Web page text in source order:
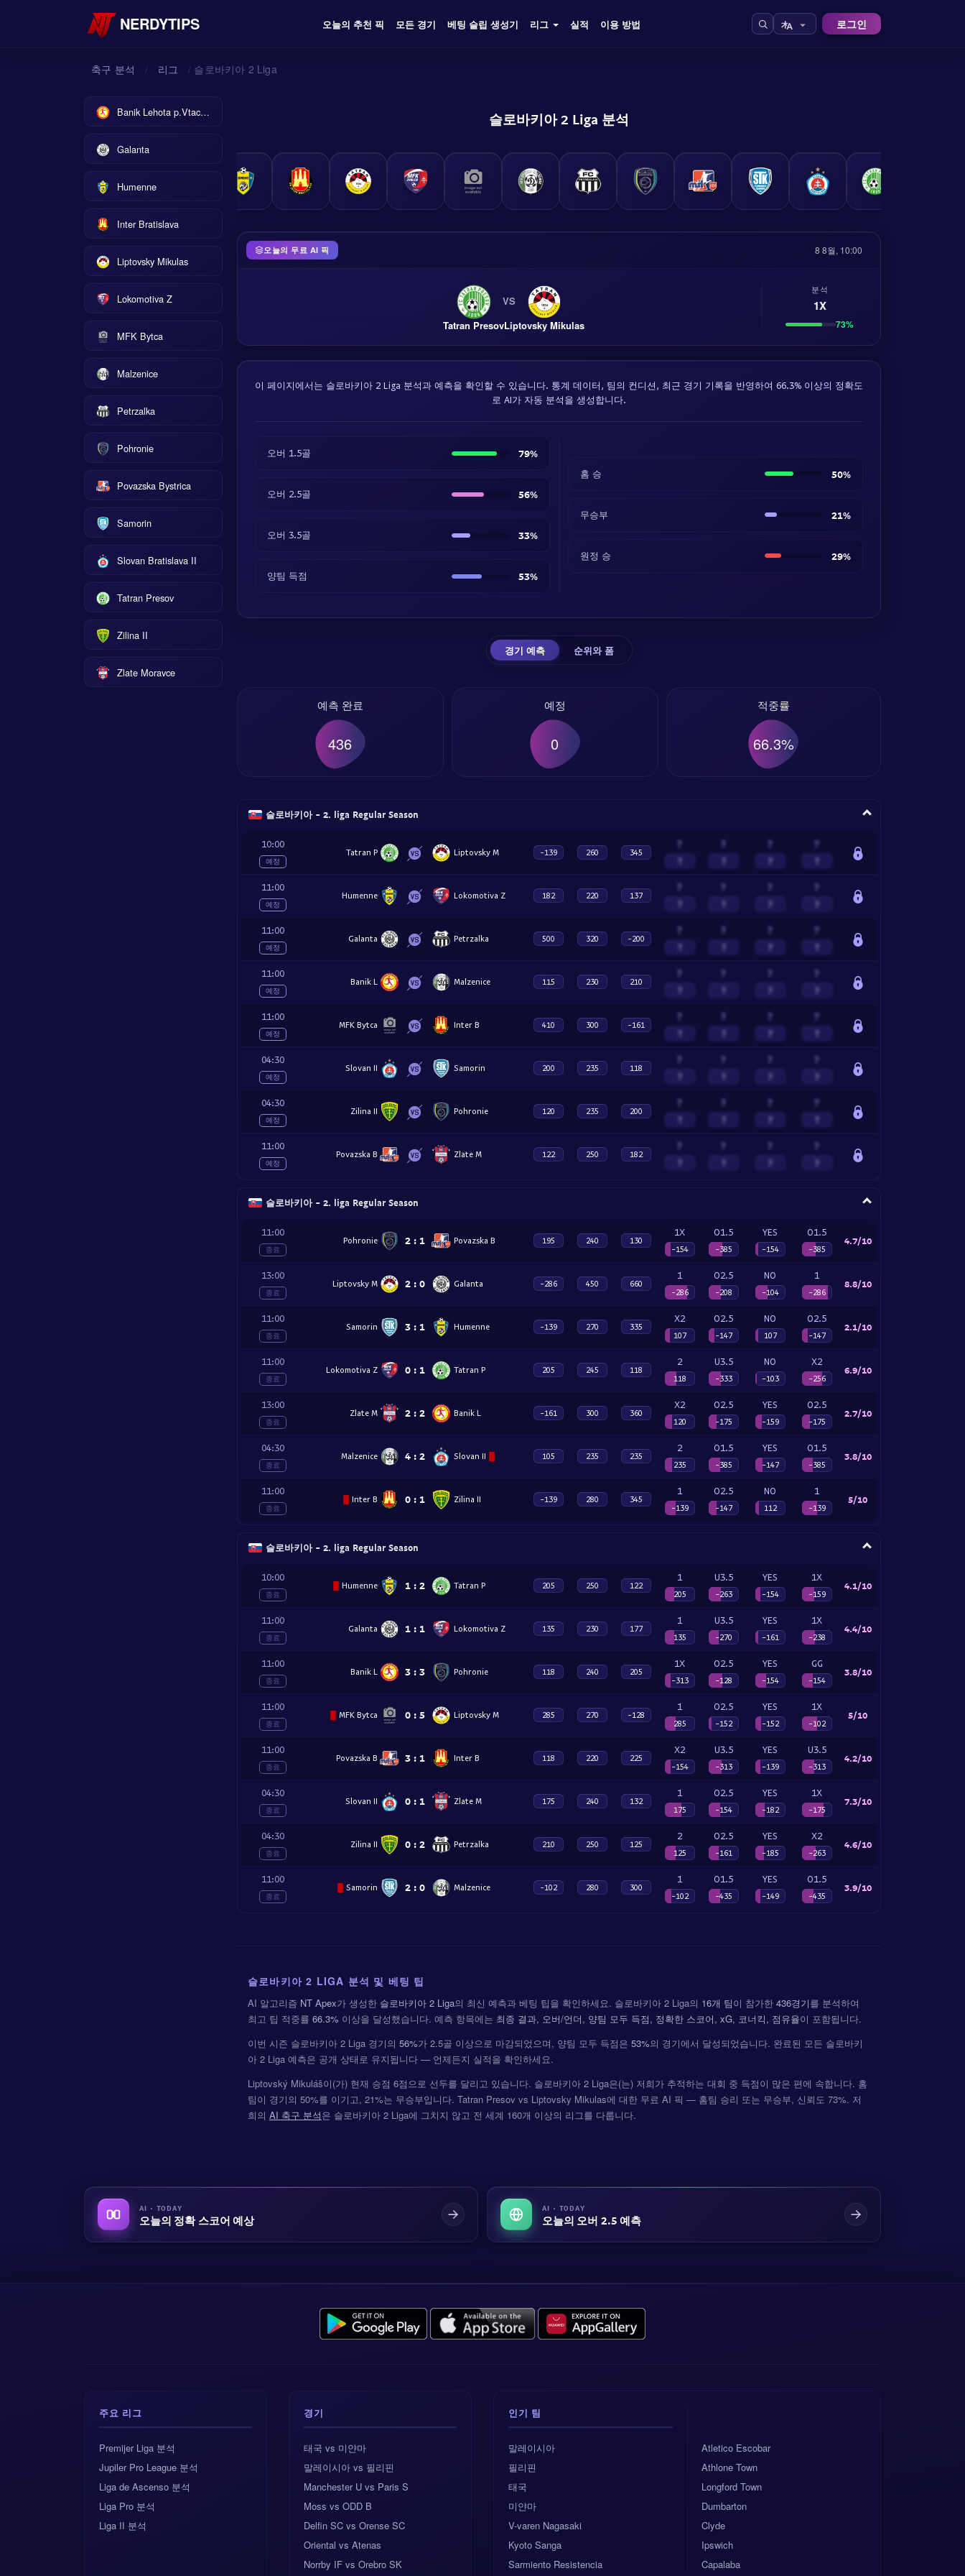
NERDYTIPS 오늘의 추천 픽 모든 경기 베팅 슬립 생성기 리그 실적 이용 방법 로그인
축구 분석 / 리그 / 슬로바키아 2 Liga
Banik Lehota p.Vtacnikom
Galanta
Humenne
Inter Bratislava
Liptovsky Mikulas
Lokomotiva Z
MFK Bytca
Malzenice
Petrzalka
Pohronie
Povazska Bystrica
Samorin
Slovan Bratislava II
Tatran Presov
Zilina II
Zlate Moravce
슬로바키아 2 Liga 분석
오늘의 무료 AI 픽 8 8월, 10:00
Tatran Presov
VS
Liptovsky Mikulas
분석
1X
73%
이 페이지에서는 슬로바키아 2 Liga 분석과 예측을 확인할 수 있습니다. 통계 데이터, 팀의 컨디션, 최근 경기 기록을 반영하여 66.3% 이상의 정확도
로 AI가 자동 분석을 생성합니다.
오버 1.5골 79%
오버 2.5골 56%
오버 3.5골 33%
양팀 득점 53%
홈 승 50%
무승부 21%
원정 승 29%
경기 예측 순위와 폼
예측 완료
436
예정
0
적중률
66.3%
슬로바키아 - 2. liga Regular Season
10:00
예정
Tatran P Liptovsky M -139 260 345
? ? ? ?
11:00
예정
Humenne Lokomotiva Z 182 220 137
? ? ? ?
11:00
예정
Galanta Petrzalka 500 320 -200
? ? ? ?
11:00
예정
Banik L Malzenice 115 230 210
? ? ? ?
11:00
예정
MFK Bytca Inter B 410 300 -161
? ? ? ?
04:30
예정
Slovan II Samorin 200 235 118
? ? ? ?
04:30
예정
Zilina II Pohronie 120 235 200
? ? ? ?
11:00
예정
Povazska B Zlate M 122 250 182
? ? ? ?
슬로바키아 - 2. liga Regular Season
11:00
종료
Pohronie 2 : 1 Povazska B 195 240 130
1X
-154
O1.5
-385
YES
-154
O1.5
-385
4.7/10
13:00
종료
Liptovsky M 2 : 0 Galanta -286 450 660
1
-286
O2.5
-208
NO
-104
1
-286
8.8/10
11:00
종료
Samorin 3 : 1 Humenne -139 270 335
X2
107
O2.5
-147
NO
107
O2.5
-147
2.1/10
11:00
종료
Lokomotiva Z 0 : 1 Tatran P 205 245 118
2
118
U3.5
-333
NO
-103
X2
-256
6.9/10
13:00
종료
Zlate M 2 : 2 Banik L -161 300 360
X2
120
O2.5
-175
YES
-159
O2.5
-175
2.7/10
04:30
종료
Malzenice 4 : 2 Slovan II 105 235 235
2
235
O1.5
-385
YES
-147
O1.5
-385
3.8/10
11:00
종료
Inter B 0 : 1 Zilina II -139 280 345
1
-139
O2.5
-147
NO
112
1
-139
5/10
슬로바키아 - 2. liga Regular Season
10:00
종료
Humenne 1 : 2 Tatran P 205 250 122
1
205
U3.5
-263
YES
-154
1X
-159
4.1/10
11:00
종료
Galanta 1 : 1 Lokomotiva Z 135 230 177
1
135
U3.5
-270
YES
-161
1X
-238
4.4/10
11:00
종료
Banik L 3 : 3 Pohronie 118 240 205
1X
-313
O2.5
-128
YES
-154
GG
-154
3.8/10
11:00
종료
MFK Bytca 0 : 5 Liptovsky M 285 270 -128
1
285
O2.5
-152
YES
-152
1X
-102
5/10
11:00
종료
Povazska B 3 : 1 Inter B 118 220 225
X2
-154
U3.5
-313
YES
-139
U3.5
-313
4.2/10
04:30
종료
Slovan II 0 : 1 Zlate M 175 240 132
1
175
O2.5
-154
YES
-182
1X
-175
7.3/10
04:30
종료
Zilina II 0 : 2 Petrzalka 210 250 125
2
125
O2.5
-161
YES
-185
X2
-263
4.6/10
11:00
종료
Samorin 2 : 0 Malzenice -102 280 300
1
-102
O1.5
-435
YES
-149
O1.5
-435
3.9/10
슬로바키아 2 LIGA 분석 및 베팅 팁
AI 알고리즘 NT Apex가 생성한 슬로바키아 2 Liga의 최신 예측과 베팅 팁을 확인하세요. 슬로바키아 2 Liga의 16개 팀이 참가한 436경기를 분석하여
최고 팁 적중률 66.3% 이상을 달성했습니다. 예측 항목에는 최종 결과, 오버/언더, 양팀 모두 득점, 정확한 스코어, xG, 코너킥, 점유율이 포함됩니다.
이번 시즌 슬로바키아 2 Liga 경기의 56%가 2.5골 이상으로 마감되었으며, 양팀 모두 득점은 53%의 경기에서 달성되었습니다. 완료된 모든 슬로바키
아 2 Liga 예측은 공개 상태로 유지됩니다 — 언제든지 실적을 확인하세요.
Liptovský Mikuláš이(가) 현재 승점 6점으로 선두를 달리고 있습니다. 슬로바키아 2 Liga은(는) 저희가 추적하는 대회 중 득점이 많은 편에 속합니다. 홈
팀이 경기의 50%를 이기고, 21%는 무승부입니다. Tatran Presov vs Liptovsky Mikulas에 대한 무료 AI 픽 — 홈팀 승리 또는 무승부, 신뢰도 73%. 저
희의 AI 축구 분석은 슬로바키아 2 Liga에 그치지 않고 전 세계 160개 이상의 리그를 다룹니다.
AI · TODAY
오늘의 정확 스코어 예상
AI · TODAY
오늘의 오버 2.5 예측
주요 리그
Premijer Liga 분석
Jupiler Pro League 분석
Liga de Ascenso 분석
Liga Pro 분석
Liga II 분석
경기
태국 vs 미얀마
말레이시아 vs 필리핀
Manchester U vs Paris S
Moss vs ODD B
Delfin SC vs Orense SC
Oriental vs Atenas
Norrby IF vs Orebro SK
인기 팀
말레이시아
필리핀
태국
미얀마
V-varen Nagasaki
Kyoto Sanga
Sarmiento Resistencia
Atletico Escobar
Athlone Town
Longford Town
Dumbarton
Clyde
Ipswich
Capalaba